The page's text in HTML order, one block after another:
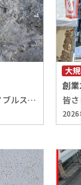
皆さま、こんにちは！ この度も「リノブルスタッフブログ」にお越しいただき、ありがとうございます。 レアテック株式会社の奥田りさです。 2月に入り、まだまだ雪かきの疲れが取れませんが、皆さまいかがお過ごしでしょうか。 年明けから少し落ち着いたこの時期は、 マンションの大規模修繕工事について改めて考え始める方も多いのではないでしょうか。 実際に検討を進めると、費用面について悩む機会も増えてくるかと思います。 人は誰しも、「損をしたくない」という気持ちを持っていますからね。 そのため、「少しでも安い方がいい」「高い工事は避けたい」と考え、 価格を重視して業者選びをされる方もいらっしゃいます。 ただ、ここで一度立ち止まって考えていただきたいのが、 その選択が本当に“損をしていない”と言えるかどうかという点です。 施工技術や工法の違いは、工事直後には分かりにくいものですが、 数年後になると、塗膜の耐久性や防水性、下地や躯体の状態として 少しずつ違いが現れてきます。 特に重要なのが躯体補修です。 下地や躯体は仕上げで隠れてしまうため目には見えませんが、 建物の寿命を左右する、最も大切な部分です。 見えない部分こそ、丁寧な施工が長期的な価値につながります。 ここで、躯体補修について一部ご紹介をさせていただきます。 【露筋部 補修例】 上記の写真は、コンクリート内部の鉄筋が露出している状況です。 ポリマーセメントモルタル充填工法またはエポキシ樹脂モルタル充填工法で 補修を行います。 まずは、欠損（露筋）部の劣化状況を確認・調査したうえで、 脆弱部を斫り、鉄筋の錆の除去および清掃を行います。 その後、防錆処理を実施します。 防錆処理完了後は、欠損（露筋）部と充填剤との密着性を向上させるために、 プライマーを塗布します。 プライマー塗布後、ポリマーセメントモルタルまたはエポキシ樹脂モルタルを充填し、 仕上げていきます。 露筋部の補修は、表面だけをきれいにしても意味が無く、 鉄筋の錆まで適切に処理をしないと数年で同様の劣化が発生したり、 劣化範囲の拡大、剥落事故などに繋がる恐れがあります。 ここの補修を簡略化せず、適切な躯体補修を行うことが重要です。 【ひび割れ部 補修例】 こちらは塗装面にひび割れが発生しています。 上記写真は、ひび割れ幅が0.2㎜～1.0㎜未満の際に適している、 自動式低圧エポキシ樹脂注入工法で補修をしている状況です。 ひび割れに沿って一定間隔で注入器具を設置し、 注入口以外の部分をシーリング材で目止めします。 その後、エポキシ樹脂を低圧で注入し、所定時間硬化させてから、 目止めのシーリング材を撤去したら完了です。 ひび割れの幅や状態に合わない補修を行うと、 表面はきれいでも、内部では劣化が進行してしまいます。 小さなひび割れであっても、補修を簡略化すると数年後に影響が出ることもあるため、 躯体補修を適切に行うことが、将来的な補修費用や事故のリスクを抑えることにつながります。 さて、躯体補修について少しだけご紹介いたしましたが、 相見積もりを比べる際は、 金額だけで判断するのではなく、施工内容や工法、耐久性まで目を向けてみてくださいね！ 大規模修繕工事は、「一括の金額」だけで考えると、 どうしても負担が大きく感じられてしまいます。 そこでおすすめしたいのが、 工事費用を「年・月・日」といった時間軸で捉える考え方です。 修繕工事は、数年から十数年にわたって 建物の安全性や快適性、資産価値を守るためのものです。 その期間で考えると、将来の修繕リスクや想定外の出費を抑えるための “備え”として捉えることもできます。 一時的な金額の大小ではなく、 「どれだけの期間、安心して住み続けられるか」 「将来の損失をどれだけ防げるか」という視点も、 あわせて持ってみるとよいかもしれませんね。 マンション・アパートの大規模修繕工事をご検討中のオーナー様は、 どうぞお気軽にご相談ください。 それでは、この度も最後まで「リノブルスタッフブログ」をお読みいただき ありがとうございました。 次回もよろしくお願いいたします! リノブルは、 北陸3県 石川県 富山県 福井県 金沢市 白山市 野々市市 かほく市 河北郡 津幡町 内灘町 小松市 能美市 加賀市 など 地域密着で多くの信頼と実績を積み重ねてきた、建物診断、外壁塗装、外壁タイル改修、雨漏り補修、防水工事 大規模修繕のプロフェッショナル集団です。 ビル マンション アパート 収益物件 病院 学校 工場 倉庫 などの タイルの欠損 タイルの剥落 漏水 水漏れ 雨漏り を見付けたら、 調査診断 打診調査 赤外線調査 定期調査 改修工事 修繕工事 防水工事 塗装工事 は 「RENOBLE/リノブル」 「レアテック株式会社」 「ウォールドック株式会社」へ．．． 住宅の 屋根・外壁の塗装工事 防水工事 リフォーム は．．． 「プロタイムズ金沢駅西店」 「プロタイムズ富山中央店」 にお任せ下さい‼ 外装劣化診断士による建物調査診断を無料で行っております‼ 他社にはない『徹底した調査診断と卓越した施工技術』でオーナー様の建物をお守り致します。 これまで積み重ねてきた信頼と実績に恥じぬよう、誠心誠意対応させていただきます。 ■お見積もり・ご相談・お問い合わせはこちらから！
創
2026
大